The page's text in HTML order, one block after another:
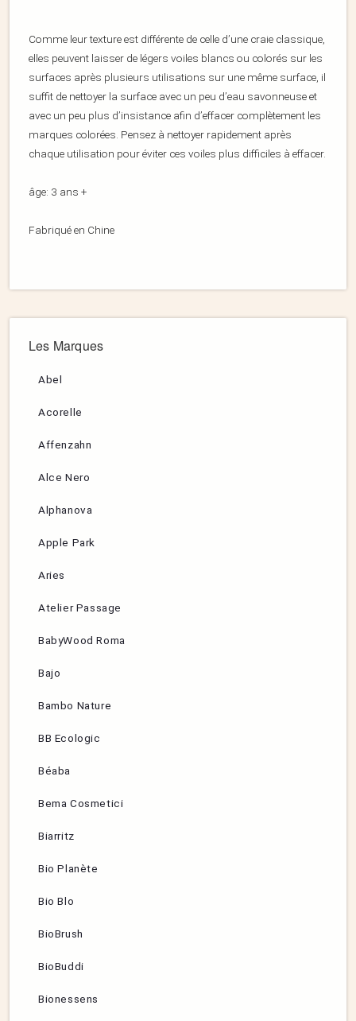
Comme leur texture est différente de celle d’une craie classique,
elles peuvent laisser de légers voiles blancs ou colorés sur les
surfaces après plusieurs utilisations sur une même surface, il
suffit de nettoyer la surface avec un peu d’eau savonneuse et
avec un peu plus d’insistance afin d’effacer complètement les
marques colorées. Pensez à nettoyer rapidement après
chaque utilisation pour éviter ces voiles plus difficiles à effacer.
âge: 3 ans +
Fabriqué en Chine
Les Marques
Abel
Acorelle
Affenzahn
Alce Nero
Alphanova
Apple Park
Aries
Atelier Passage
BabyWood Roma
Bajo
Bambo Nature
BB Ecologic
Béaba
Bema Cosmetici
Biarritz
Bio Planète
Bio Blo
BioBrush
BioBuddi
Bionessens